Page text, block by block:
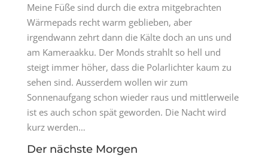
Meine Füße sind durch die extra mitgebrachten
Wärmepads recht warm geblieben, aber
irgendwann zehrt dann die Kälte doch an uns und
am Kameraakku. Der Monds strahlt so hell und
steigt immer höher, dass die Polarlichter kaum zu
sehen sind. Ausserdem wollen wir zum
Sonnenaufgang schon wieder raus und mittlerweile
ist es auch schon spät geworden. Die Nacht wird
kurz werden…
Der nächste Morgen